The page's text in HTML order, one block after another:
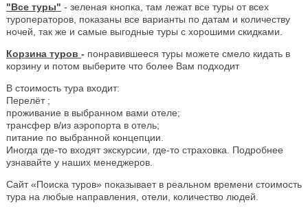
"Все туры" - зеленая кнопка, там лежат все туры от всех
туроператоров, показаны все варианты по датам и количеству
ночей, так же и самые выгодные туры с хорошими скидками.
Корзина туров - понравившееся туры можете смело кидать в
корзину и потом выберите что более Вам подходит
В стоимость тура входит:
Перелёт ;
проживание в выбранном вами отеле;
трансфер в/из аэропорта в отель;
питание по выбранной концепции.
Иногда где-то входят экскурсии, где-то страховка. Подробнее
узнавайте у наших менеджеров.
Сайт «Поиска туров» показывает в реальном времени стоимость
тура на любые направления, отели, количество людей.